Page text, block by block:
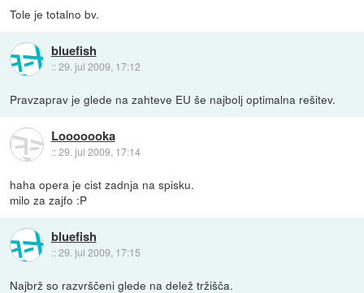
Tole je totalno bv.
bluefish
::29. jul 2009, 17:12
Pravzaprav je glede na zahteve EU še najbolj optimalna rešitev.
Looooooka
::29. jul 2009, 17:14
haha opera je cist zadnja na spisku.
milo za zajfo :P
bluefish
::29. jul 2009, 17:15
Najbrž so razvrščeni glede na delež tržišča.